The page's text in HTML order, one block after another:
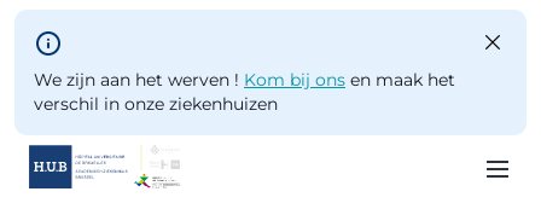
Skip to main content
We zijn aan het werven ! Kom bij ons en maak het
verschil in onze ziekenhuizen